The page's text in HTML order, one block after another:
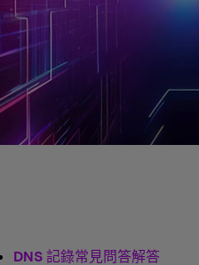
DNS 記錄常見問答解答